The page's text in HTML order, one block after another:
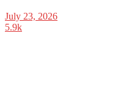
July 23, 2026
5.9k